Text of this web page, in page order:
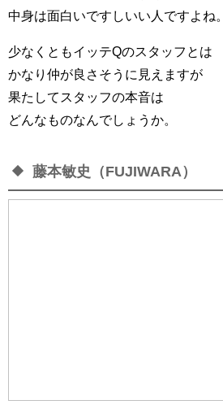
中身は面白いですしいい人ですよね。
少なくともイッテQのスタッフとは
かなり仲が良さそうに見えますが
果たしてスタッフの本音は
どんなものなんでしょうか。
藤本敏史（FUJIWARA）